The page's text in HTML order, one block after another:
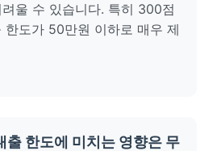
울 수 있습니다. 특히 300점
한도가 50만원 이하로 매우 제
출 한도에 미치는 영향은 무